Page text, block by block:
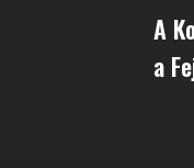
A
a